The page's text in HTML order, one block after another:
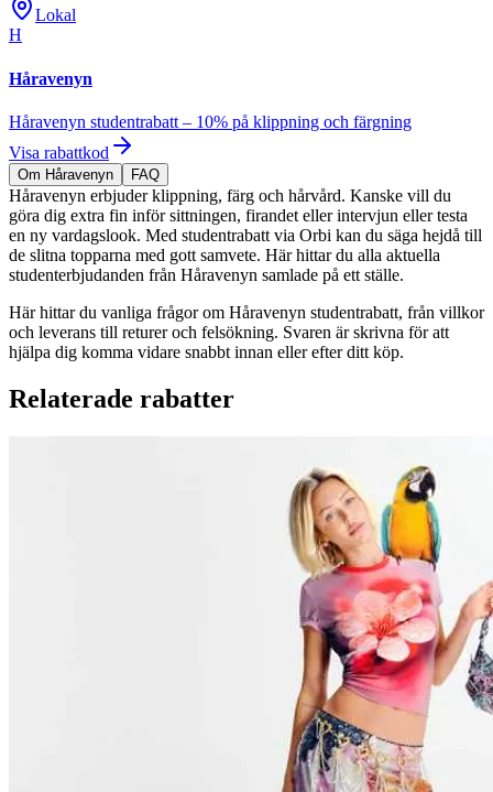
Lokal
H
Håravenyn
Håravenyn studentrabatt – 10% på klippning och färgning
Visa rabattkod
Om Håravenyn FAQ
Håravenyn erbjuder klippning, färg och hårvård. Kanske vill du
göra dig extra fin inför sittningen, firandet eller intervjun eller testa
en ny vardagslook. Med studentrabatt via Orbi kan du säga hejdå till
de slitna topparna med gott samvete. Här hittar du alla aktuella
studenterbjudanden från Håravenyn samlade på ett ställe.
Här hittar du vanliga frågor om Håravenyn studentrabatt, från villkor
och leverans till returer och felsökning. Svaren är skrivna för att
hjälpa dig komma vidare snabbt innan eller efter ditt köp.
Relaterade rabatter